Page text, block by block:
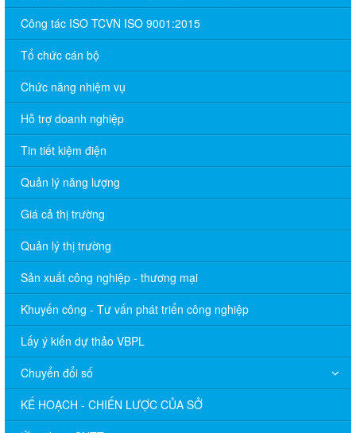
Công tác ISO TCVN ISO 9001:2015
Tổ chức cán bộ
Chức năng nhiệm vụ
Hỗ trợ doanh nghiệp
Tin tiết kiệm điện
Quản lý năng lượng
Giá cả thị trường
Quản lý thị trường
Sản xuất công nghiệp - thương mại
Khuyến công - Tư vấn phát triển công nghiệp
Lấy ý kiến dự thảo VBPL
Chuyển đổi số
KẾ HOẠCH - CHIẾN LƯỢC CỦA SỞ